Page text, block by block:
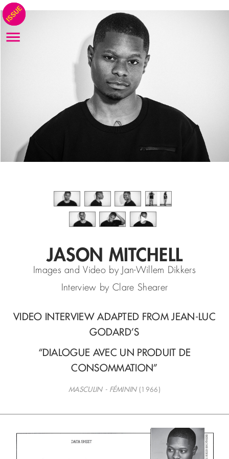
JASON MITCHELL
Images and Video by Jan-Willem Dikkers
Interview by Clare Shearer
VIDEO INTERVIEW ADAPTED FROM JEAN-LUC
GODARD’S
“DIALOGUE AVEC UN PRODUIT DE
CONSOMMATION”
MASCULIN - FÉMININ(1966)